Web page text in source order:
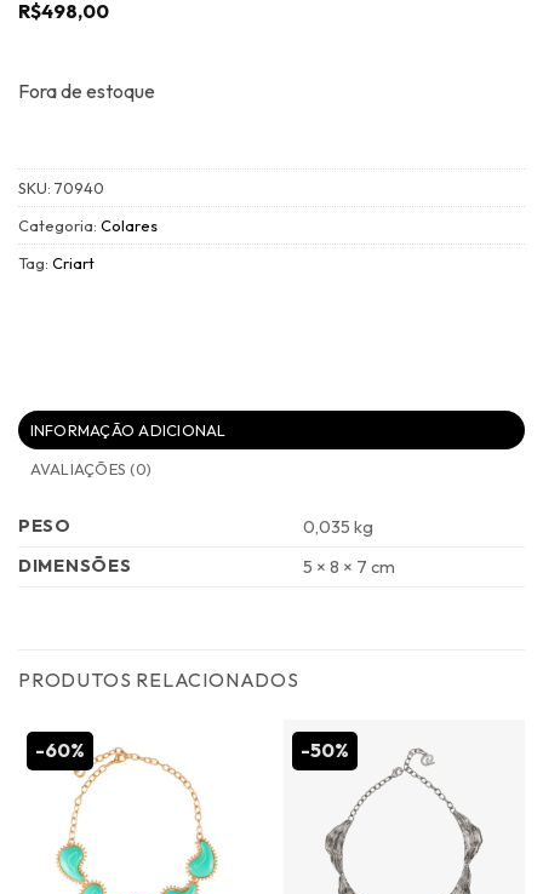
R$498,00
Fora de estoque
SKU: 70940
Categoria: Colares
Tag: Criart
INFORMAÇÃO ADICIONAL
AVALIAÇÕES (0)
PESO
0,035 kg
DIMENSÕES
5 × 8 × 7 cm
PRODUTOS RELACIONADOS
-60% -50%